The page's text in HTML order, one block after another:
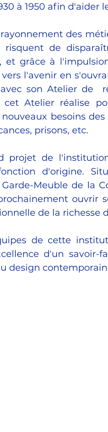
à 1950 afin d'aider
des
risquent de
et grâce à
l'avenir en
son Atelier de
cet Atelier réalise
besoins
prisons, etc.
projet de
d'origine.
Meuble de la
ouvrir
de la richesse
de cette
d'un savoir-
design